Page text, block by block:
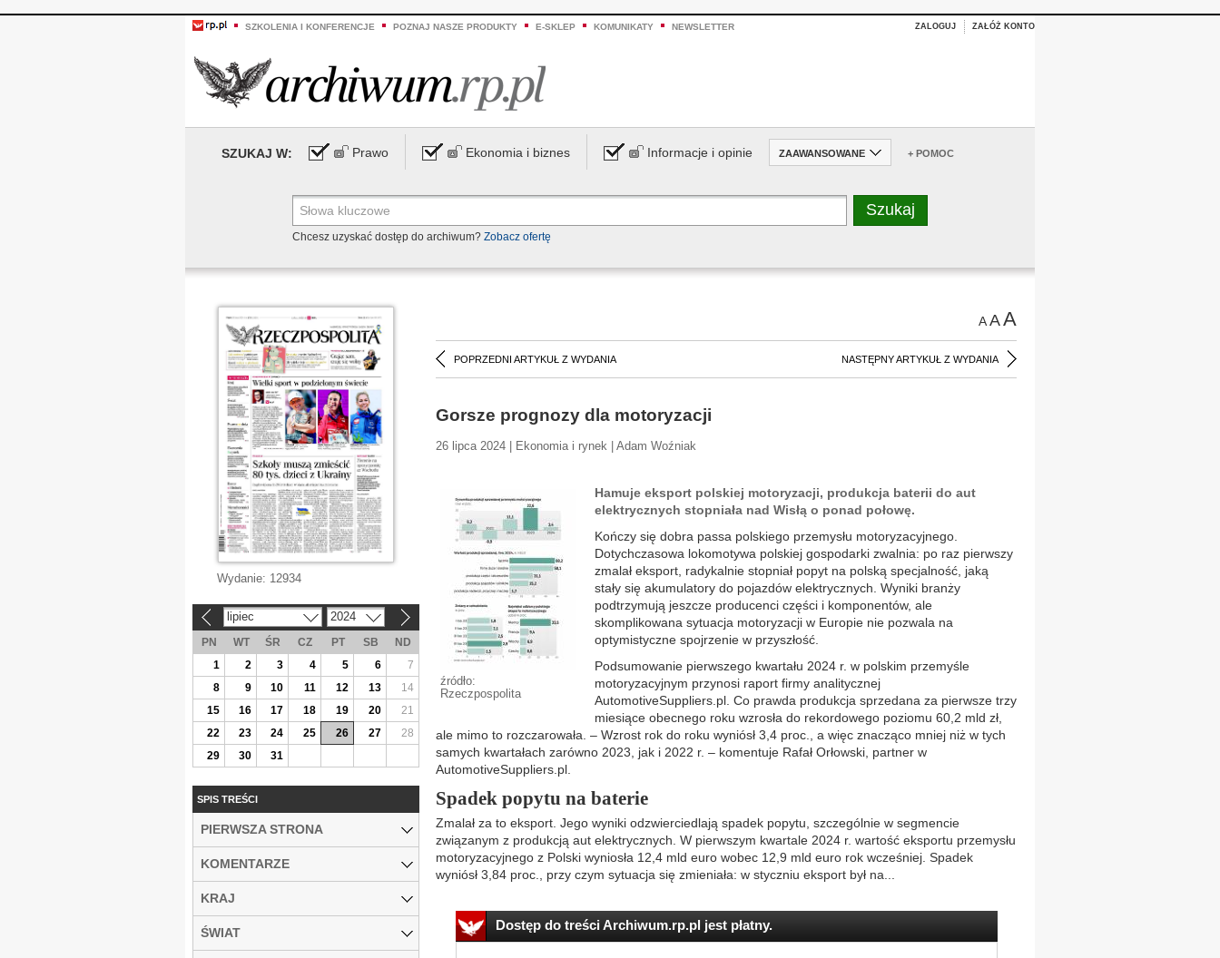
SZKOLENIA I KONFERENCJE POZNAJ NASZE PRODUKTY E-SKLEP KOMUNIKATY NEWSLETTER ZALOGUJ ZAŁÓŻ KONTO
SZUKAJ W: Prawo Ekonomia i biznes Informacje i opinie ZAAWANSOWANE + POMOC
Chcesz uzyskać dostęp do archiwum? Zobacz ofertę
AAA
POPRZEDNI ARTYKUŁ Z WYDANIA NASTĘPNY ARTYKUŁ Z WYDANIA
Gorsze prognozy dla motoryzacji
26 lipca 2024 | Ekonomia i rynek | Adam Woźniak
źródło:
Rzeczpospolita
Hamuje eksport polskiej motoryzacji, produkcja baterii do aut
elektrycznych stopniała nad Wisłą o ponad połowę.
Kończy się dobra passa polskiego przemysłu motoryzacyjnego.
Dotychczasowa lokomotywa polskiej gospodarki zwalnia: po raz pierwszy
zmalał eksport, radykalnie stopniał popyt na polską specjalność, jaką
stały się akumulatory do pojazdów elektrycznych. Wyniki branży
podtrzymują jeszcze producenci części i komponentów, ale
skomplikowana sytuacja motoryzacji w Europie nie pozwala na
optymistyczne spojrzenie w przyszłość.
Podsumowanie pierwszego kwartału 2024 r. w polskim przemyśle
motoryzacyjnym przynosi raport firmy analitycznej
AutomotiveSuppliers.pl. Co prawda produkcja sprzedana za pierwsze trzy
miesiące obecnego roku wzrosła do rekordowego poziomu 60,2 mld zł,
ale mimo to rozczarowała. – Wzrost rok do roku wyniósł 3,4 proc., a więc znacząco mniej niż w tych
samych kwartałach zarówno 2023, jak i 2022 r. – komentuje Rafał Orłowski, partner w
AutomotiveSuppliers.pl.
Spadek popytu na baterie
Zmalał za to eksport. Jego wyniki odzwierciedlają spadek popytu, szczególnie w segmencie
związanym z produkcją aut elektrycznych. W pierwszym kwartale 2024 r. wartość eksportu przemysłu
motoryzacyjnego z Polski wyniosła 12,4 mld euro wobec 12,9 mld euro rok wcześniej. Spadek
wyniósł 3,84 proc., przy czym sytuacja się zmieniała: w styczniu eksport był na...
Dostęp do treści Archiwum.rp.pl jest płatny.
Wydanie: 12934
lipiec 2024
PN WT ŚR CZ PT SB
ND
1
2 3 4 5 6
7
8
9 10 11 12 13
14
15
16 17 18 19 20
21
22
23 24 25 26 27
28
29
30 31
SPIS TREŚCI
PIERWSZA STRONA
KOMENTARZE
KRAJ
ŚWIAT